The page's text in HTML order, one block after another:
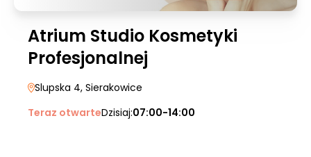
Atrium Studio Kosmetyki
Profesjonalnej
Slupska 4, Sierakowice
Teraz otwarteDzisiaj:07:00-14:00